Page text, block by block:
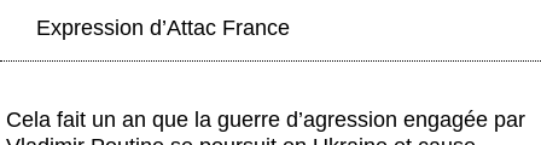
Boutique
Expression d’Attac France
Cela fait un an que la guerre d’agression engagée par